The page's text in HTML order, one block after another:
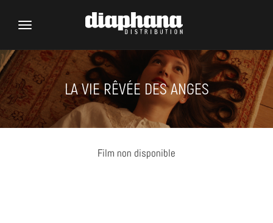
Toggle
LA VIE RÊVÉE DES ANGES
Film non disponible